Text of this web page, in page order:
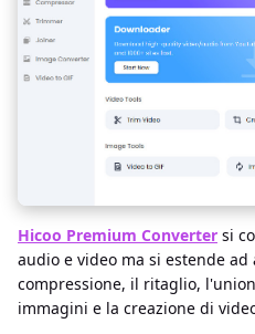
Hicoo Premium Converter si
audio e video ma si estende
compressione, il ritaglio,
immagini e la creazione di